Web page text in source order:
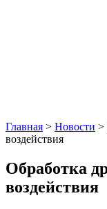
Главная > Новости >
воздействия
Обработка
воздействия